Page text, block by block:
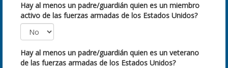
Hay al menos un padre/guardián quien es un miembro
activo de las fuerzas armadas de los Estados Unidos?
Hay al menos un padre/guardián quien es un veterano
de las fuerzas armadas de los Estados Unidos?